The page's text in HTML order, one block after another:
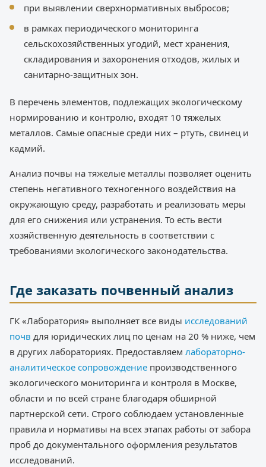
при выявлении сверхнормативных выбросов;
в рамках периодического мониторинга
сельскохозяйственных угодий, мест хранения,
складирования и захоронения отходов, жилых и
санитарно-защитных зон.
В перечень элементов, подлежащих экологическому
нормированию и контролю, входят 10 тяжелых
металлов. Самые опасные среди них – ртуть, свинец и
кадмий.
Анализ почвы на тяжелые металлы позволяет оценить
степень негативного техногенного воздействия на
окружающую среду, разработать и реализовать меры
для его снижения или устранения. То есть вести
хозяйственную деятельность в соответствии с
требованиями экологического законодательства.
Где заказать почвенный анализ
ГК «Лаборатория» выполняет все виды исследований
почв для юридических лиц по ценам на 20 % ниже, чем
в других лабораториях. Предоставляем лабораторно-
аналитическое сопровождение производственного
экологического мониторинга и контроля в Москве,
области и по всей стране благодаря обширной
партнерской сети. Строго соблюдаем установленные
правила и нормативы на всех этапах работы от забора
проб до документального оформления результатов
исследований.